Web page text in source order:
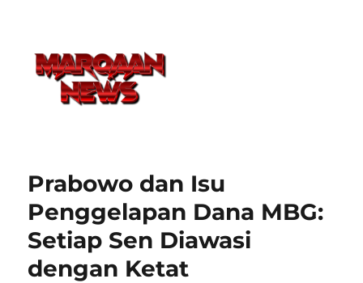
Prabowo dan Isu
Penggelapan Dana MBG:
Setiap Sen Diawasi
dengan Ketat